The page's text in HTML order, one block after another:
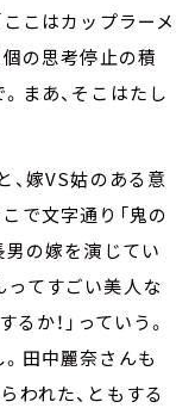
ここはカップラーメ
の思考停止の積
まあ、そこはたし
、嫁VS姑のある意
で文字通り「鬼の
男の嫁を演じてい
てすごい美人な
か！」っていう。
田中麗奈さんも
われた、ともする